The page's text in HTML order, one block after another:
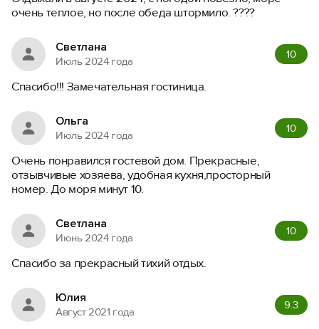
очень теплое, но после обеда штормило. ????
Светлана
Июль 2024 года
10
Спасибо!!! Замечательная гостиница.
Ольга
Июль 2024 года
10
Очень понравился гостевой дом. Прекрасные,
отзывчивые хозяева, удобная кухня,просторный
номер. До моря минут 10.
Светлана
Июнь 2024 года
10
Спасибо за прекрасный тихий отдых.
Юлия
Август 2021 года
9.3